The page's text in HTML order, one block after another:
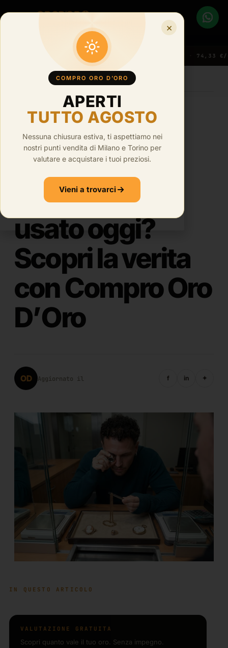
12 PUNTI VENDITA 338 229 87 31
ORO 21KT · 86,80 €/g 74,33 €/gORO
BLOG
Conviene
vendere oro
usato oggi?
Scopri la verita
con Compro Oro
D’Oro
OD Aggiornato il f in ✦
IN QUESTO ARTICOLO
VALUTAZIONE GRATUITA
Scopri quanto vale il tuo oro. Senza impegno.
×
COMPRO ORO D’ORO
APERTI
TUTTO AGOSTO
Nessuna chiusura estiva, ti aspettiamo nei
nostri punti vendita di Milano e Torino per
valutare e acquistare i tuoi preziosi.
Vieni a trovarci